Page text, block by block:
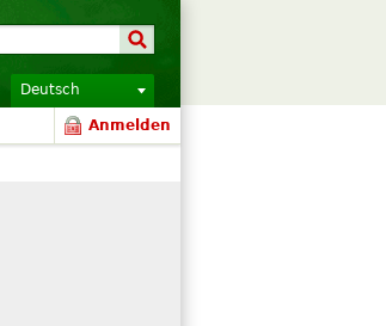
Deutsch
Anmelden